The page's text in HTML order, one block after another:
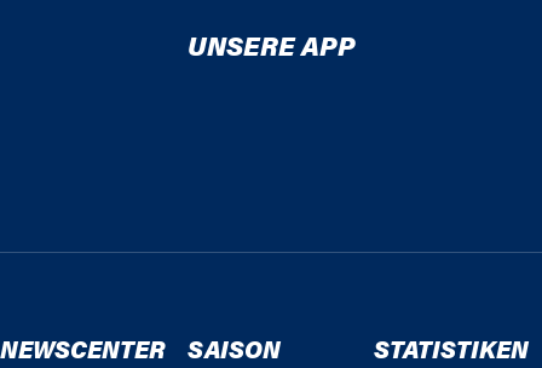
UNSERE APP
NEWSCENTER SAISON STATISTIKEN